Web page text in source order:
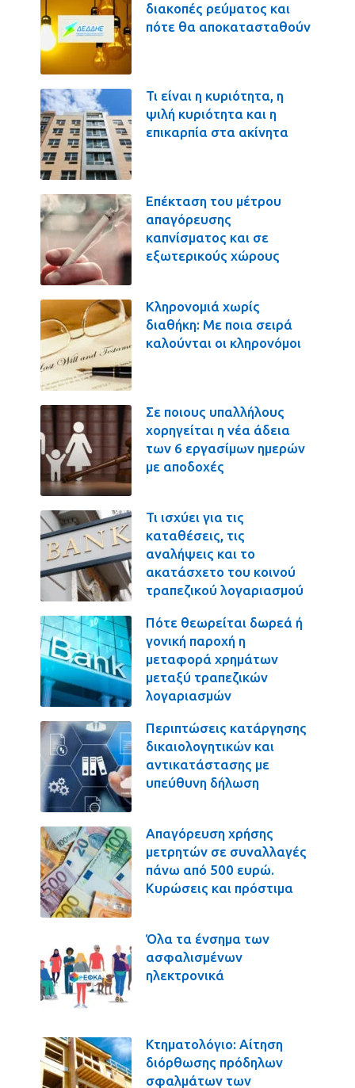
διακοπές ρεύματος και
πότε θα αποκατασταθούν
Τι είναι η κυριότητα, η
ψιλή κυριότητα και η
επικαρπία στα ακίνητα
Επέκταση του μέτρου
απαγόρευσης
καπνίσματος και σε
εξωτερικούς χώρους
Κληρονομιά χωρίς
διαθήκη: Με ποια σειρά
καλούνται οι κληρονόμοι
Σε ποιους υπαλλήλους
χορηγείται η νέα άδεια
των 6 εργασίμων ημερών
με αποδοχές
Τι ισχύει για τις
καταθέσεις, τις
αναλήψεις και το
ακατάσχετο του κοινού
τραπεζικού λογαριασμού
Πότε θεωρείται δωρεά ή
γονική παροχή η
μεταφορά χρημάτων
μεταξύ τραπεζικών
λογαριασμών
Περιπτώσεις κατάργησης
δικαιολογητικών και
αντικατάστασης με
υπεύθυνη δήλωση
Απαγόρευση χρήσης
μετρητών σε συναλλαγές
πάνω από 500 ευρώ.
Κυρώσεις και πρόστιμα
Όλα τα ένσημα των
ασφαλισμένων
ηλεκτρονικά
Κτηματολόγιο: Αίτηση
διόρθωσης πρόδηλων
σφαλμάτων των